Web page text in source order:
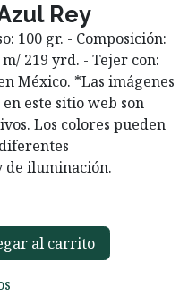
Rey
100 gr. - Composición:
219 yrd. - Tejer con:
México. *Las imágenes
este sitio web son
Los colores pueden
de iluminación.
al carrito